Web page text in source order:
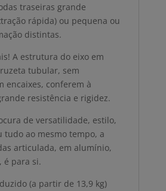
traseiras grande
rápida) ou pequena ou
distintas.
A estrutura do eixo em
tubular, sem
encaixes, conferem à
resistência e rigidez.
de versatilidade, estilo,
tudo ao mesmo tempo, a
articulada, em alumínio,
é para si.
(a partir de 13,9 kg)